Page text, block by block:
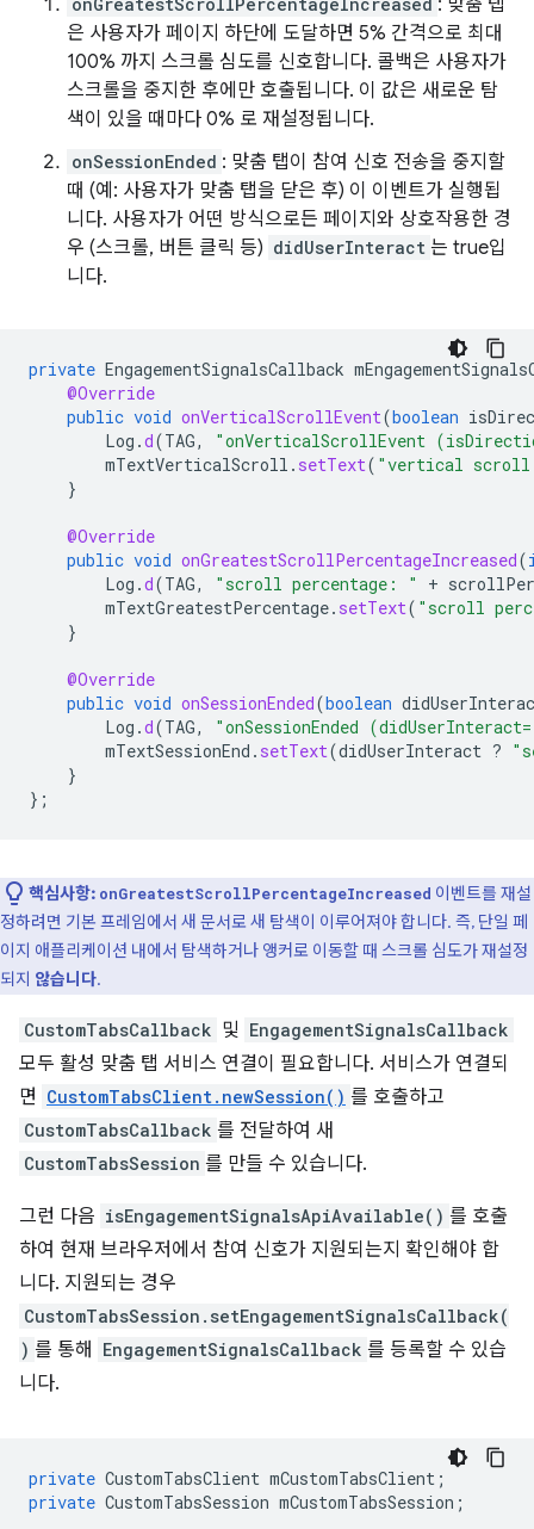
onGreatestScrollPercentageIncreased : 맞춤 탭
은 사용자가 페이지 하단에 도달하면 5% 간격으로 최대
100% 까지 스크롤 심도를 신호합니다. 콜백은 사용자가
스크롤을 중지한 후에만 호출됩니다. 이 값은 새로운 탐
색이 있을 때마다 0% 로 재설정됩니다.
onSessionEnded : 맞춤 탭이 참여 신호 전송을 중지할
때 (예: 사용자가 맞춤 탭을 닫은 후) 이 이벤트가 실행됩
니다. 사용자가 어떤 방식으로든 페이지와 상호작용한 경
우 (스크롤, 버튼 클릭 등) didUserInteract 는 true입
니다.
private EngagementSignalsCallback
@Override
public void onVerticalScrollEvent(boolean
Log .d(TAG,
"onVerticalScrollEvent
mTextVerticalScroll . setText( "vertical
}
@Override
public void onGreatestScrollPercentageIncreased(
Log .d(TAG, "scroll percentage: " +
mTextGreatestPercentage. setText( "scroll
}
@Override
public void onSessionEnded(boolean
Log .d(TAG,
"onSessionEnded
mTextSessionEnd . setText(didUserInteract ?
}
};
핵심사항: onGreatestScrollPercentageIncreased 이벤트를 재설
정하려면 기본 프레임에서 새 문서로 새 탐색이 이루어져야 합니다. 즉, 단일 페
이지 애플리케이션 내에서 탐색하거나 앵커로 이동할 때 스크롤 심도가 재설정
되지 않습니다.
CustomTabsCallback 및 EngagementSignalsCallback
모두 활성 맞춤 탭 서비스 연결이 필요합니다. 서비스가 연결되
면 CustomTabsClient.newSession() 를 호출하고
CustomTabsCallback 를 전달하여 새
CustomTabsSession 를 만들 수 있습니다.
그런 다음 isEngagementSignalsApiAvailable() 를 호출
하여 현재 브라우저에서 참여 신호가 지원되는지 확인해야 합
니다. 지원되는 경우
CustomTabsSession.setEngagementSignalsCallback(
) 를 통해 EngagementSignalsCallback 를 등록할 수 있습
니다.
private CustomTabsClient mCustomTabsClient ;
private CustomTabsSession mCustomTabsSession ;